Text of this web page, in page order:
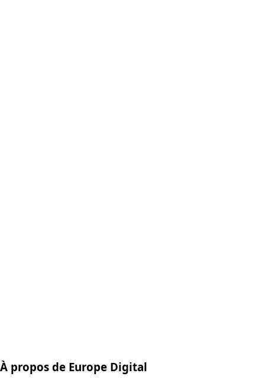
À propos de Europe Digital